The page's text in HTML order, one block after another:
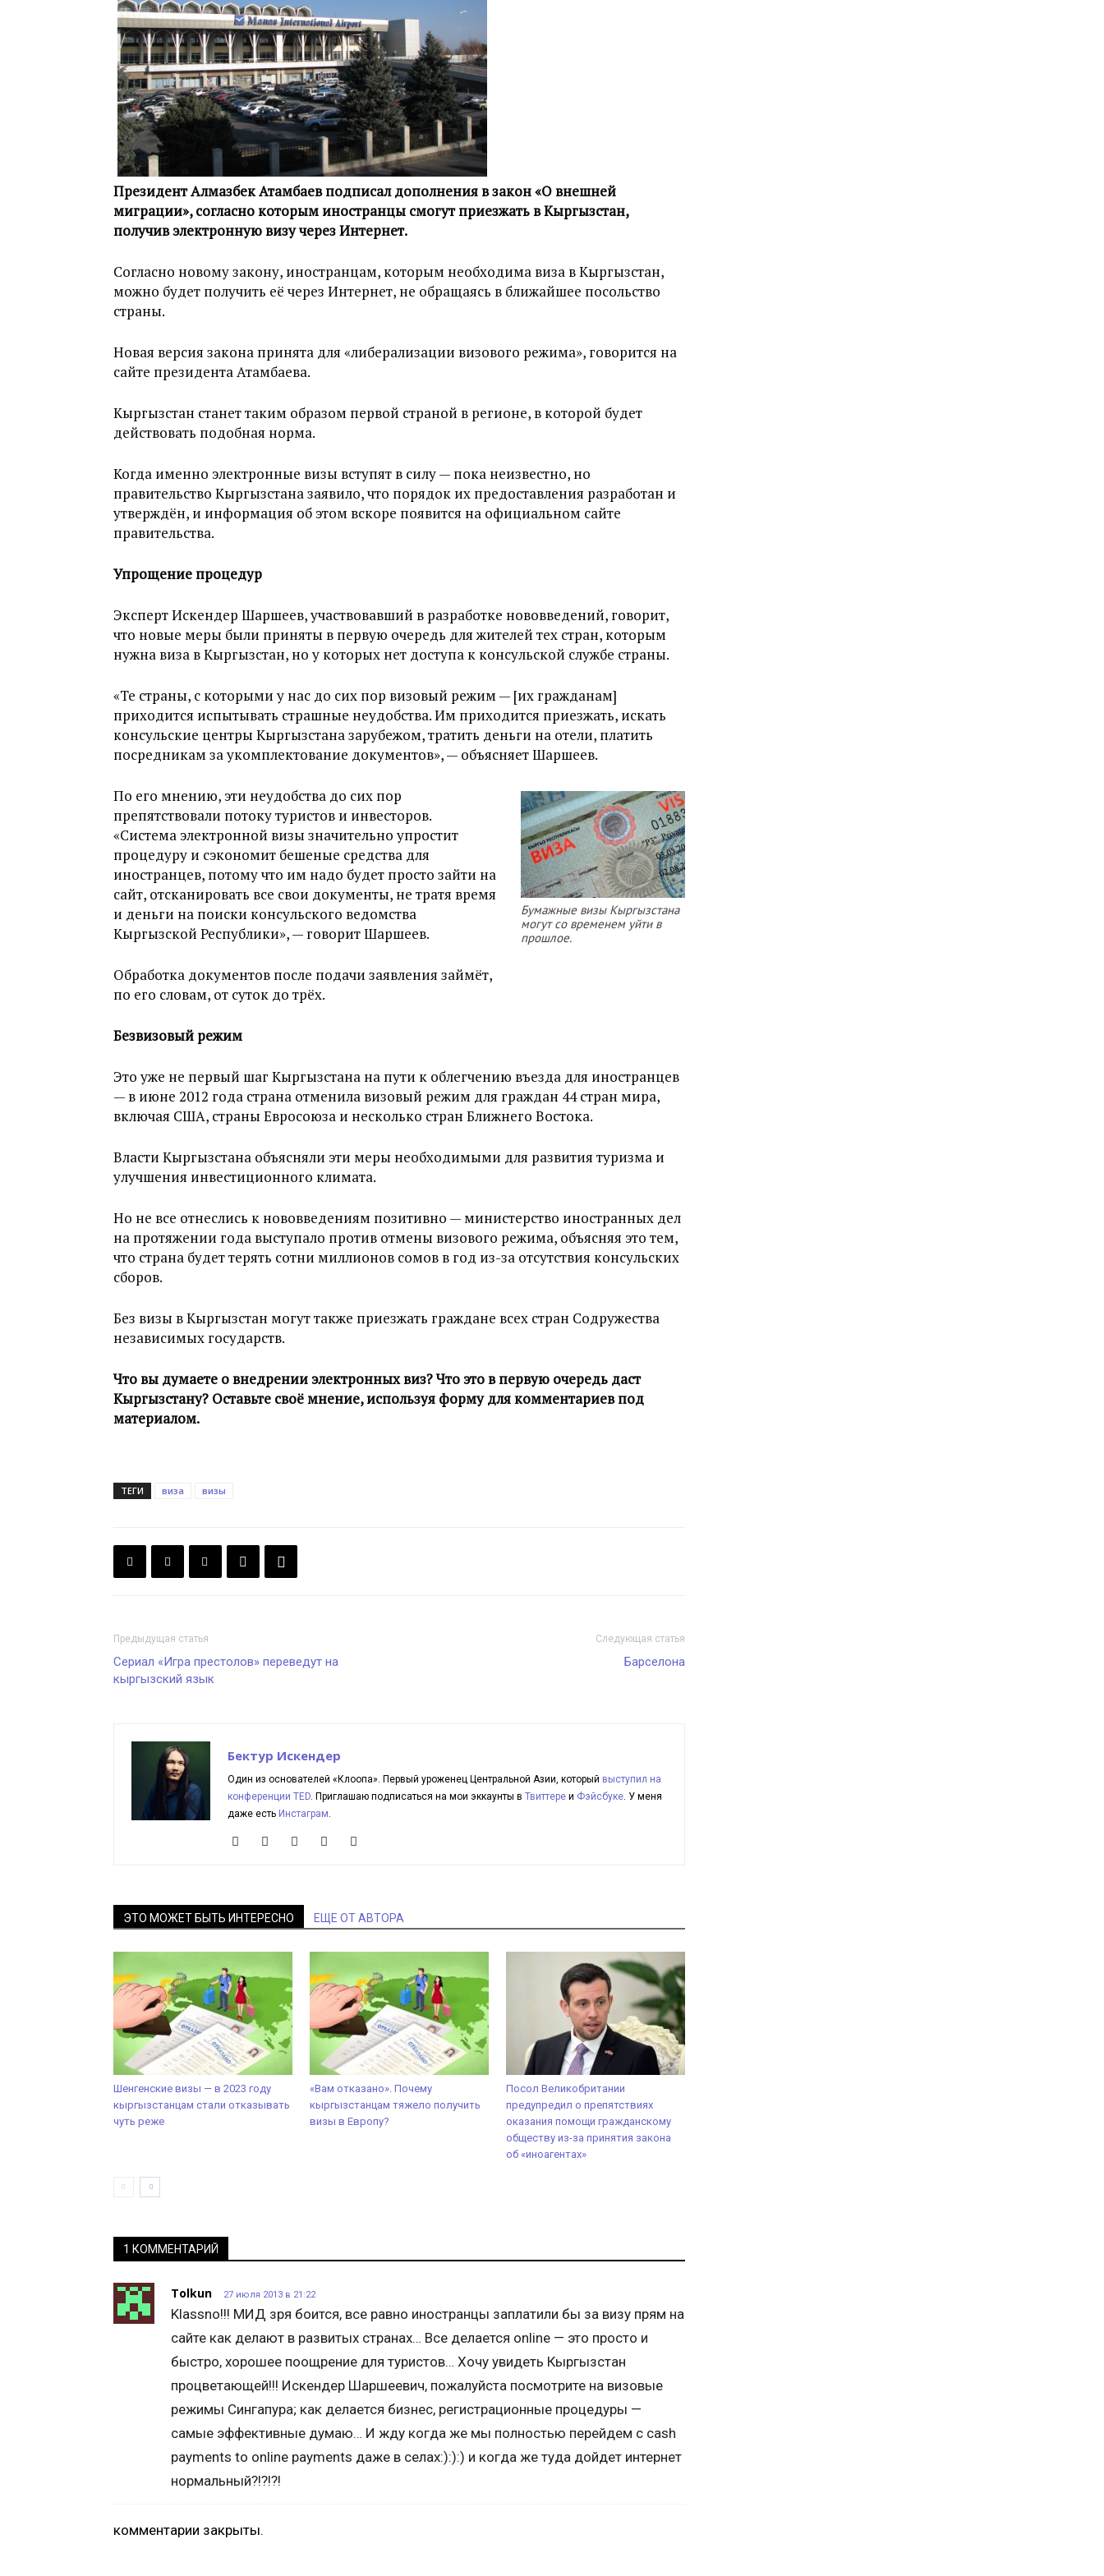
Президент Алмазбек Атамбаев подписал дополнения в закон «О внешней
миграции», согласно которым иностранцы смогут приезжать в Кыргызстан,
получив электронную визу через Интернет.
Согласно новому закону, иностранцам, которым необходима виза в Кыргызстан,
можно будет получить её через Интернет, не обращаясь в ближайшее посольство
страны.
Новая версия закона принята для «либерализации визового режима», говорится на
сайте президента Атамбаева.
Кыргызстан станет таким образом первой страной в регионе, в которой будет
действовать подобная норма.
Когда именно электронные визы вступят в силу — пока неизвестно, но
правительство Кыргызстана заявило, что порядок их предоставления разработан и
утверждён, и информация об этом вскоре появится на официальном сайте
правительства.
Упрощение процедур
Эксперт Искендер Шаршеев, участвовавший в разработке нововведений, говорит,
что новые меры были приняты в первую очередь для жителей тех стран, которым
нужна виза в Кыргызстан, но у которых нет доступа к консульской службе страны.
«Те страны, с которыми у нас до сих пор визовый режим — [их гражданам]
приходится испытывать страшные неудобства. Им приходится приезжать, искать
консульские центры Кыргызстана зарубежом, тратить деньги на отели, платить
посредникам за укомплектование документов», — объясняет Шаршеев.
Бумажные визы Кыргызстана
могут со временем уйти в
прошлое.
По его мнению, эти неудобства до сих пор
препятствовали потоку туристов и инвесторов.
«Система электронной визы значительно упростит
процедуру и сэкономит бешеные средства для
иностранцев, потому что им надо будет просто зайти на
сайт, отсканировать все свои документы, не тратя время
и деньги на поиски консульского ведомства
Кыргызской Республики», — говорит Шаршеев.
Обработка документов после подачи заявления займёт,
по его словам, от суток до трёх.
Безвизовый режим
Это уже не первый шаг Кыргызстана на пути к облегчению въезда для иностранцев
— в июне 2012 года страна отменила визовый режим для граждан 44 стран мира,
включая США, страны Евросоюза и несколько стран Ближнего Востока.
Власти Кыргызстана объясняли эти меры необходимыми для развития туризма и
улучшения инвестиционного климата.
Но не все отнеслись к нововведениям позитивно — министерство иностранных дел
на протяжении года выступало против отмены визового режима, объясняя это тем,
что страна будет терять сотни миллионов сомов в год из-за отсутствия консульских
сборов.
Без визы в Кыргызстан могут также приезжать граждане всех стран Содружества
независимых государств.
Что вы думаете о внедрении электронных виз? Что это в первую очередь даст
Кыргызстану? Оставьте своё мнение, используя форму для комментариев под
материалом.
ТЕГИ виза визы
Предыдущая статья
Сериал «Игра престолов» переведут на
кыргызский язык
Следующая статья
Барселона
Бектур Искендер
Один из основателей «Клоопа». Первый уроженец Центральной Азии, который выступил на
конференции TED. Приглашаю подписаться на мои эккаунты в Твиттере и Фэйсбуке. У меня
даже есть Инстаграм.
ЭТО МОЖЕТ БЫТЬ ИНТЕРЕСНО ЕЩЕ ОТ АВТОРА
Шенгенские визы — в 2023 году
кыргызстанцам стали отказывать
чуть реже
«‎Вам отказано». Почему
кыргызстанцам тяжело получить
визы в Европу?
Посол Великобритании
предупредил о препятствиях
оказания помощи гражданскому
обществу из-за принятия закона
об «иноагентах»
1 КОММЕНТАРИЙ
Tolkun 27 июля 2013 в 21:22
Klassno!!! МИД зря боится, все равно иностранцы заплатили бы за визу прям на
сайте как делают в развитых странах… Все делается online — это просто и
быстро, хорошее поощрение для туристов… Хочу увидеть Кыргызстан
процветающей!!! Искендер Шаршеевич, пожалуйста посмотрите на визовые
режимы Сингапура; как делается бизнес, регистрационные процедуры —
самые эффективные думаю… И жду когда же мы полностью перейдем с cash
payments to online payments даже в селах:):):) и когда же туда дойдет интернет
нормальный?!?!?!
комментарии закрыты.